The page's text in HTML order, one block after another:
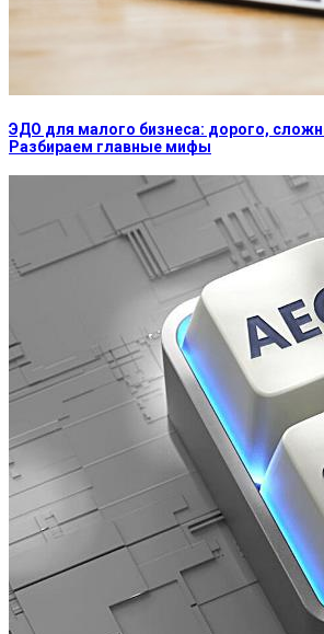
ЭДО для малого бизнеса: дорого,
Разбираем главные мифы